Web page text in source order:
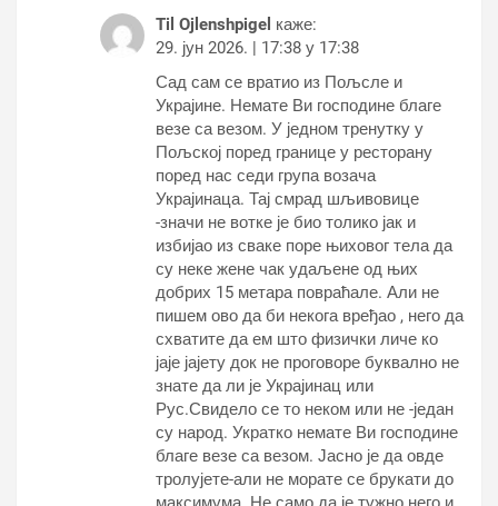
Til Ojlenshpigel каже:
29. јун 2026. | 17:38 у 17:38
Сад сам се вратио из Пољсле и
Украјине. Немате Ви господине благе
везе са везом. У једном тренутку у
Пољској поред границе у ресторану
поред нас седи група возача
Украјинаца. Тај смрад шљивовице
-значи не вотке је био толико јак и
избијао из сваке поре њиховог тела да
су неке жене чак удаљене од њих
добрих 15 метара повраћале. Али не
пишем ово да би некога вређао , него да
схватите да ем што физички личе ко
јаје јајету док не проговоре буквално не
знате да ли је Украјинац или
Рус.Свидело се то неком или не -један
су народ. Укратко немате Ви господине
благе везе са везом. Јасно је да овде
тролујете-али не морате се брукати до